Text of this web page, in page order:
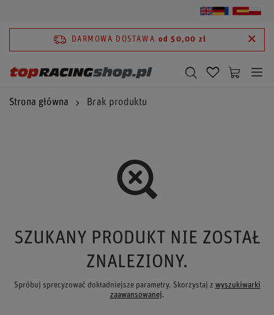
DARMOWA DOSTAWA od 50,00 zł
Strona główna Brak produktu
SZUKANY PRODUKT NIE ZOSTAŁ
ZNALEZIONY.
Spróbuj sprecyzować dokładniejsze parametry. Skorzystaj z wyszukiwarki
zaawansowanej.